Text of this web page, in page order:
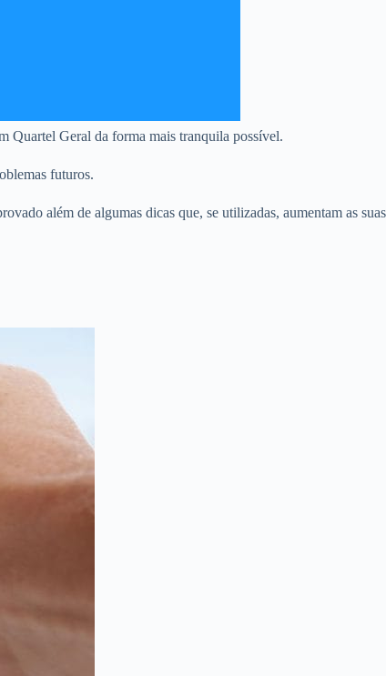
Quartel Geral da forma mais tranquila possível.
futuros.
além de algumas dicas que, se utilizadas, aumentam as suas